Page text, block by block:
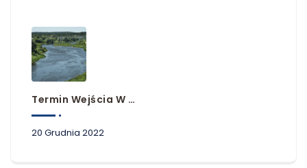
Termin Wejścia W Życie Planów Zarządzania Ryzykiem Powodziowym
20 Grudnia 2022